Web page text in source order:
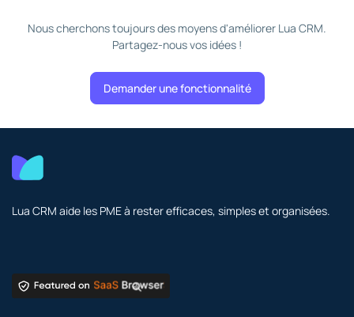
Nous cherchons toujours des moyens d'améliorer Lua CRM.
Partagez-nous vos idées !
Demander une fonctionnalité
Lua CRM aide les PME à rester efficaces, simples et organisées.